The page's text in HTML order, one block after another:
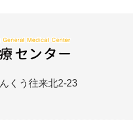
くう往来北2-23